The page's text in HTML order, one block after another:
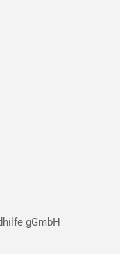
gGmbH